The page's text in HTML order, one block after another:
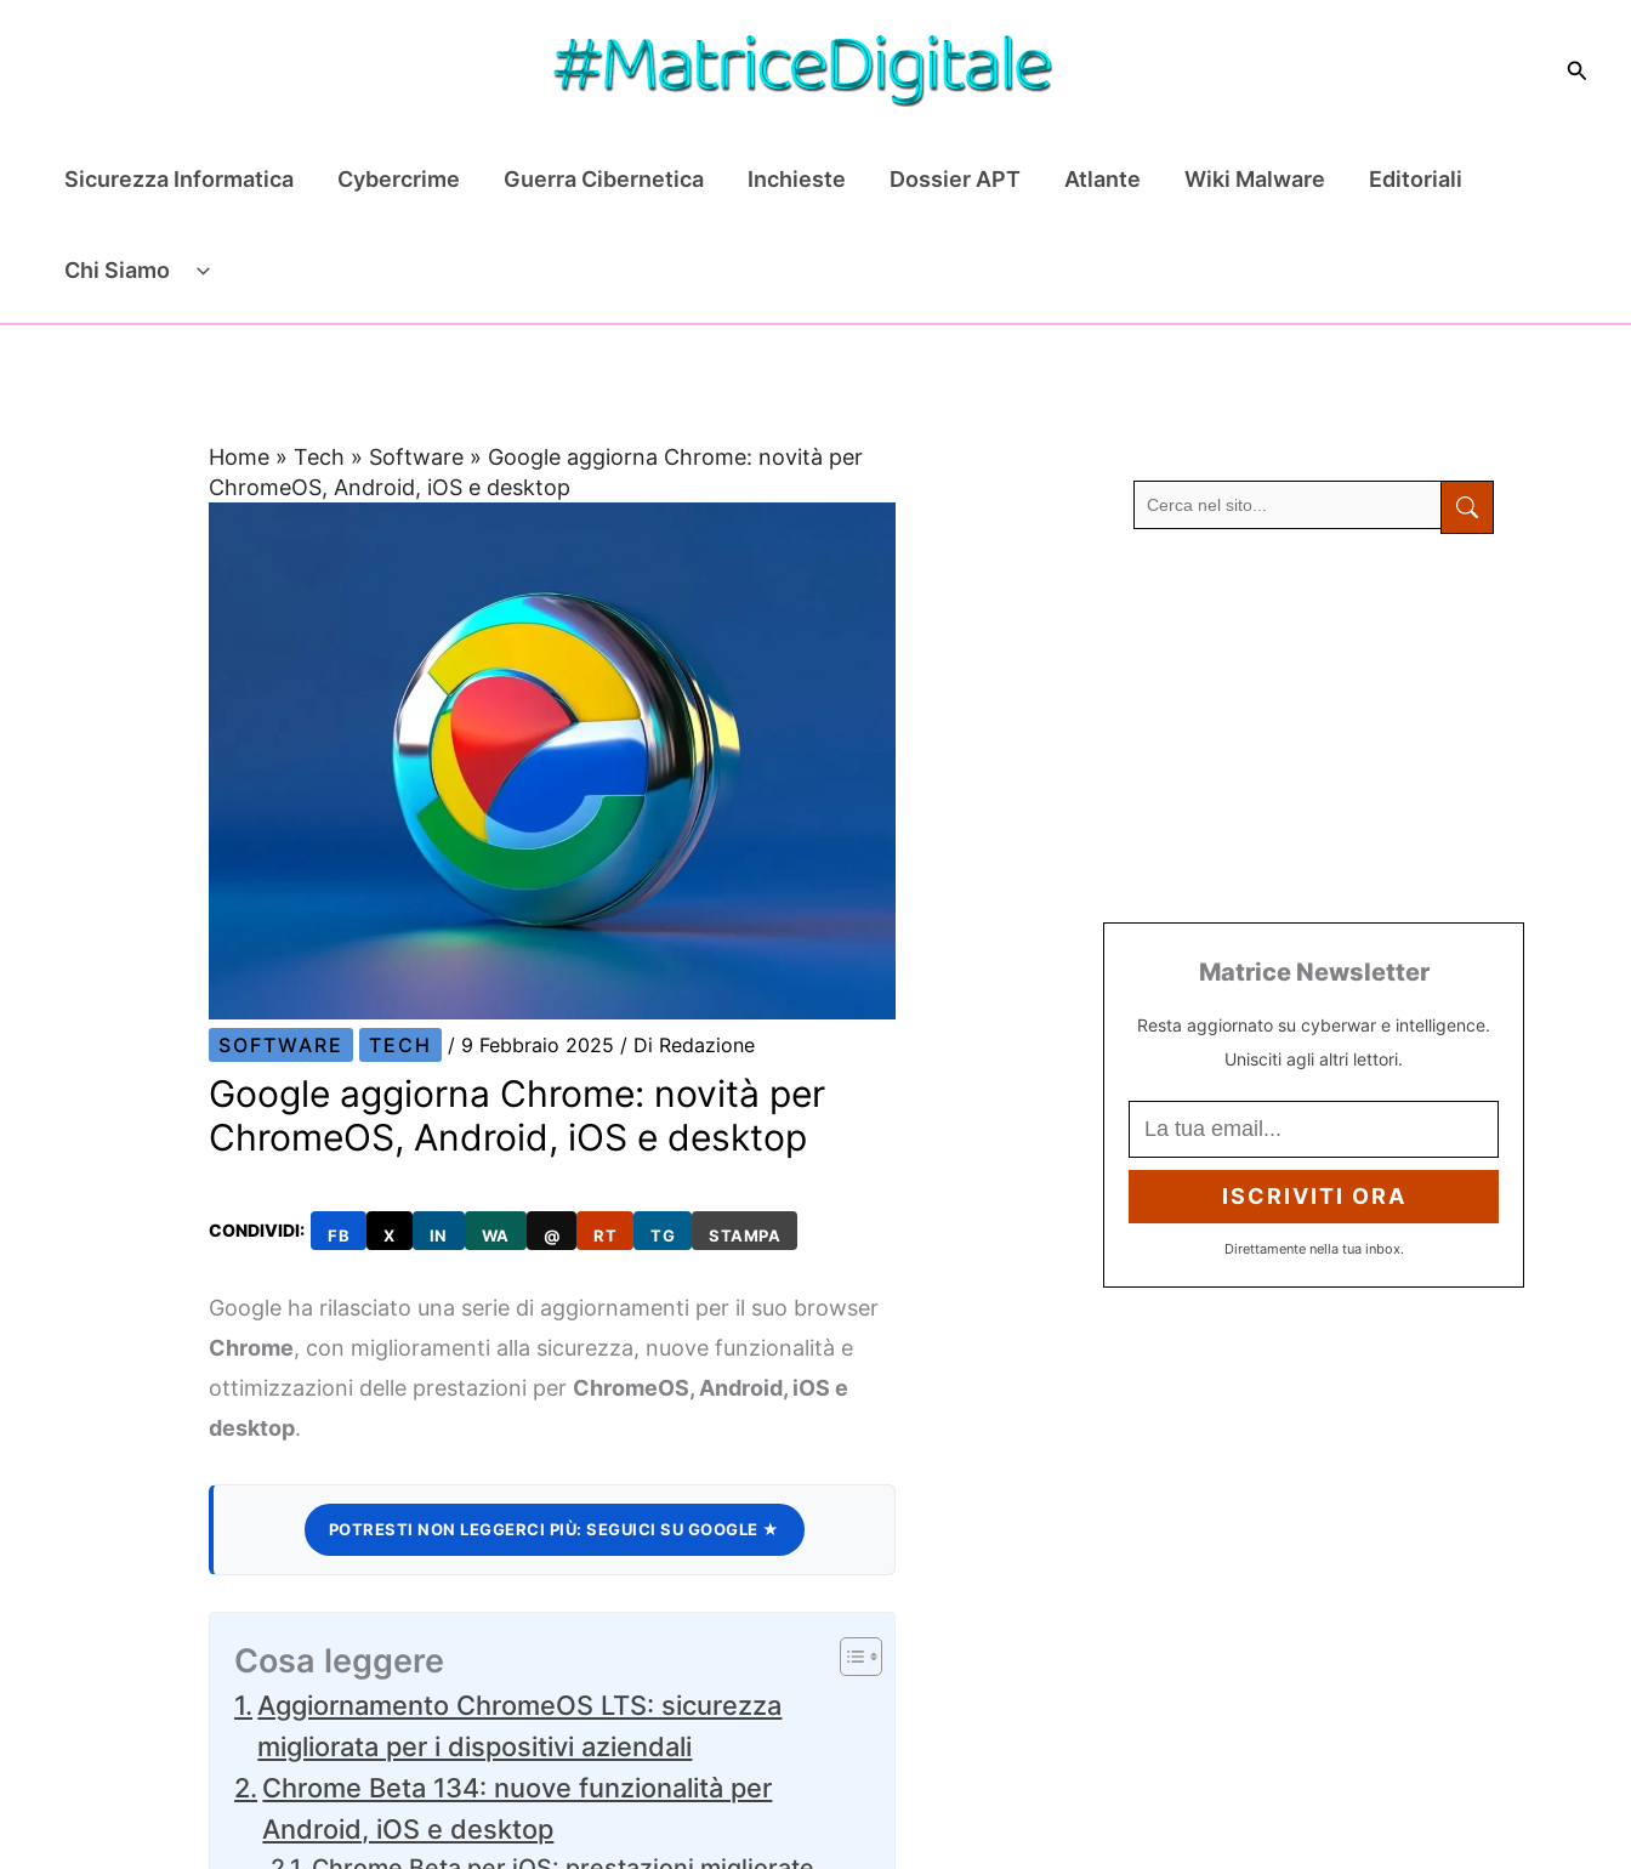
Cerca
Sicurezza Informatica Cybercrime Guerra Cibernetica Inchieste Dossier APT Atlante Wiki Malware Editoriali
Chi Siamo
Home »Tech » Software » Google aggiorna Chrome: novità per
ChromeOS, Android, iOS e desktop
SOFTWARE TECH / 9 Febbraio 2025 / Di Redazione
Google aggiorna Chrome: novità per
ChromeOS, Android, iOS e desktop
CONDIVIDI: FB X IN WA @ RT TG STAMPA
Google ha rilasciato una serie di aggiornamenti per il suo browser
Chrome, con miglioramenti alla sicurezza, nuove funzionalità e
ottimizzazioni delle prestazioni per ChromeOS, Android, iOS e
desktop.
POTRESTI NON LEGGERCI PIÙ: SEGUICI SU GOOGLE ★
Cosa leggere
Aggiornamento ChromeOS LTS: sicurezza
migliorata per i dispositivi aziendali
Chrome Beta 134: nuove funzionalità per
Android, iOS e desktop
Matrice Newsletter
Resta aggiornato su cyberwar e intelligence.
Unisciti agli altri lettori.
ISCRIVITI ORA
Direttamente nella tua inbox.